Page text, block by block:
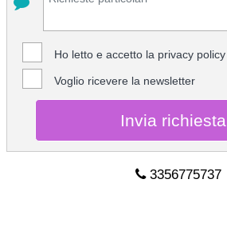
Ho letto e accetto la privacy policy
Voglio ricevere la newsletter
Invia richiesta
3356775737